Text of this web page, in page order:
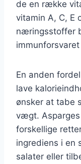
de en række
vitamin A, C, E
næringsstoffer
En anden
lave
ønsker at tabe
vægt. Asparges
forskellige
ingrediens i en
salater eller